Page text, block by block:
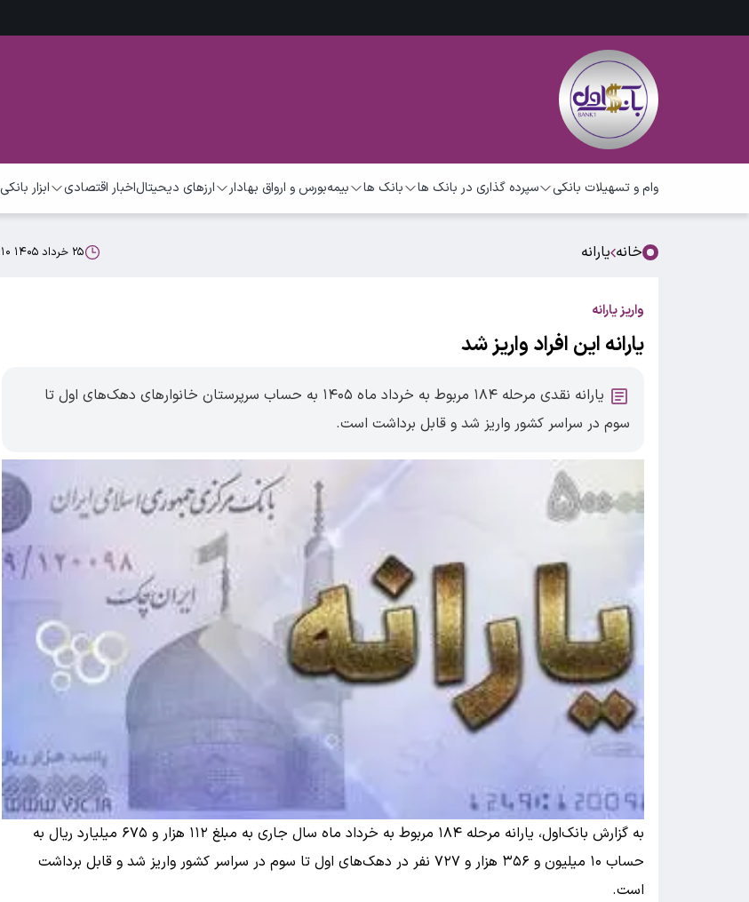
وام و تسهیلات بانکی سپرده گذاری در بانک ها بانک ها بیمهبورس و ارواق بهادار ارزهای دیحیتالاخبار اقتصادی ابزار بانکی
خانه یارانه ۲۵ خرداد ۱۴۰۵ ۱۵:۱۰
واریز یارانه
یارانه این افراد واریز شد
یارانه نقدی مرحله ۱۸۴ مربوط به خرداد ماه ۱۴۰۵ به حساب سرپرستان خانوارهای دهک‌های اول تا
سوم در سراسر کشور واریز شد و قابل برداشت است.
به گزارش بانک‌اول، یارانه مرحله ۱۸۴ مربوط به خرداد ماه سال جاری به مبلغ ۱۱۲ هزار و ۶۷۵ میلیارد ریال به
حساب ۱۰ میلیون و ۳۵۶ هزار و ۷۲۷ نفر در دهک‌های اول تا سوم در سراسر کشور واریز شد و قابل برداشت
است.